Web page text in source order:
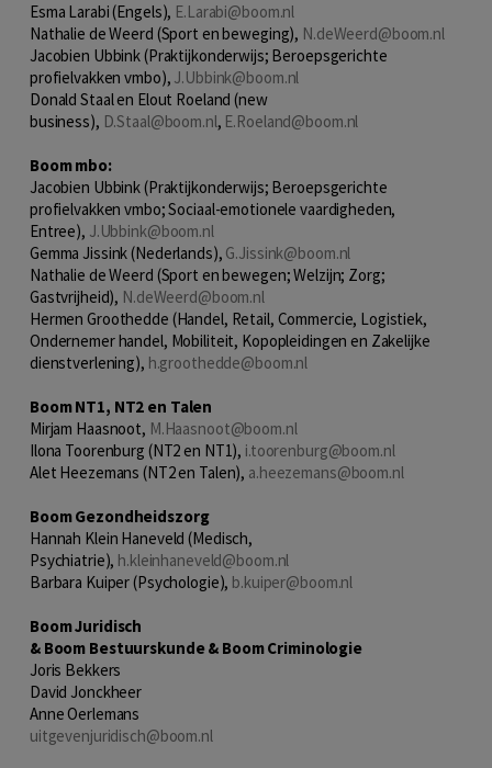
Esma Larabi (Engels), E.Larabi@boom.nl
Nathalie de Weerd (Sport en beweging), N.deWeerd@boom.nl
Jacobien Ubbink (Praktijkonderwijs; Beroepsgerichte
profielvakken vmbo), J.Ubbink@boom.nl
Donald Staal en Elout Roeland (new
business), D.Staal@boom.nl, E.Roeland@boom.nl
Boom mbo:
Jacobien Ubbink (Praktijkonderwijs; Beroepsgerichte
profielvakken vmbo; Sociaal-emotionele vaardigheden,
Entree), J.Ubbink@boom.nl
Gemma Jissink (Nederlands), G.Jissink@boom.nl
Nathalie de Weerd (Sport en bewegen; Welzijn; Zorg;
Gastvrijheid), N.deWeerd@boom.nl
Hermen Groothedde (Handel, Retail, Commercie, Logistiek,
Ondernemer handel, Mobiliteit, Kopopleidingen en Zakelijke
dienstverlening), h.groothedde@boom.nl
Boom NT1, NT2 en Talen
Mirjam Haasnoot, M.Haasnoot@boom.nl
Ilona Toorenburg (NT2 en NT1), i.toorenburg@boom.nl
Alet Heezemans (NT2 en Talen), a.heezemans@boom.nl
Boom Gezondheidszorg
Hannah Klein Haneveld (Medisch,
Psychiatrie), h.kleinhaneveld@boom.nl
Barbara Kuiper (Psychologie), b.kuiper@boom.nl
Boom Juridisch
& Boom Bestuurskunde& BoomCriminologie
Joris Bekkers
David Jonckheer
Anne Oerlemans
uitgevenjuridisch@boom.nl